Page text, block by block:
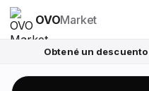
OVOMarket
Obtené un descuento